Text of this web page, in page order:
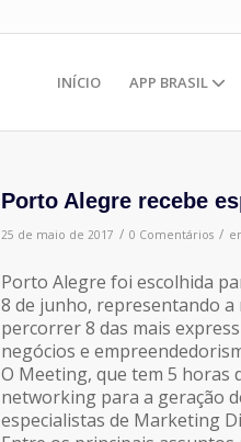
INÍCIO APP BRASIL
Porto Alegre recebe
25 de maio de 2017 / 0 Comentários /
Porto Alegre foi escolhida
8 de junho, representando a
percorrer 8 das mais
negócios e
O Meeting, que tem 5 horas
networking para a geração
especialistas de Marketing